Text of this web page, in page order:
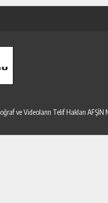
ve Videoların Telif Hakları